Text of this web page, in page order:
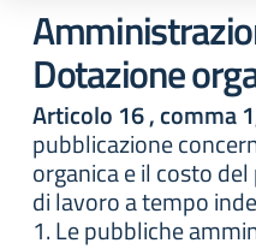
Dotazione
Articolo 16 , comma
pubblicazione
organica e il costo
di lavoro a tempo
1. Le pubbliche